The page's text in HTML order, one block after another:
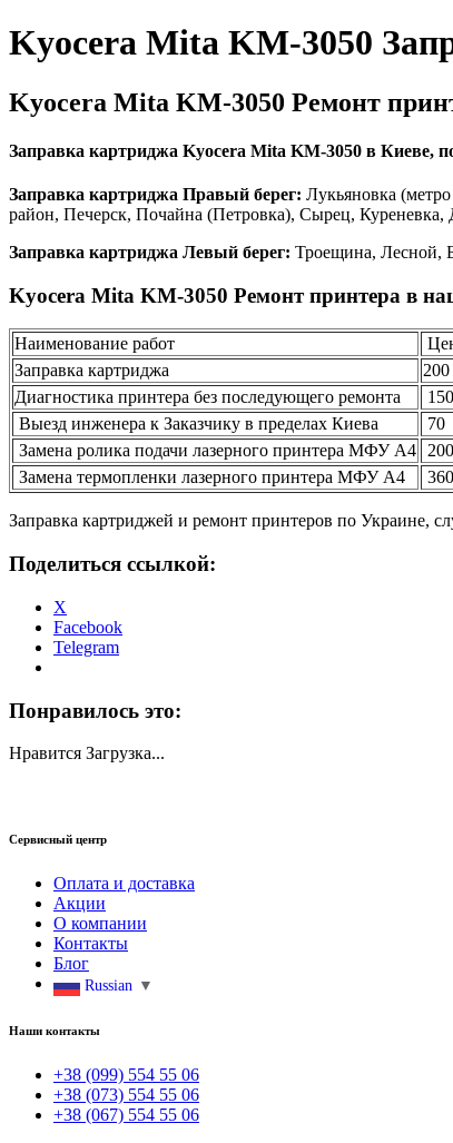
Kyocera Mita KM-3050
Kyocera Mita KM-3050 Ремонт
Заправка картриджа Kyocera Mita KM-3050 в Киеве,
Заправка картриджа Правый берег: Лукьяновка
район, Печерск, Почайна (Петровка), Сырец,
Заправка картриджа Левый берег: Троещина, Лесной,
Kyocera Mita KM-3050 Ремонт принтера в
Наименование работ
Заправка картриджа
200
Диагностика принтера без последующего ремонта
150
Выезд инженера к Заказчику в пределах Киева
70
Замена ролика подачи лазерного принтера МФУ А4 200
Замена термопленки лазерного принтера МФУ А4
360
Заправка картриджей и ремонт принтеров по Украине,
Поделиться ссылкой:
X
Facebook
Telegram
Понравилось это:
Нравится Загрузка...
Сервисный центр
Оплата и доставка
Акции
О компании
Контакты
Блог
Russian ▼
Наши контакты
+38 (099) 554 55 06
+38 (073) 554 55 06
+38 (067) 554 55 06